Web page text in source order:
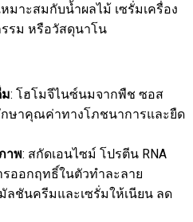
มาะสมกับน้ำผลไม้ เซรั่มเครื่อง
รรม หรือวัสดุนาโน
: โฮโมจีไนซ์นมจากพืช ซอส
ษาคุณค่าทางโภชนาการและยืด
าพ: สกัดเอนไซม์ โปรตีน RNA
รออกฤทธิ์ในตัวทำละลาย
ลชันครีมและเซรั่มให้เนียน ลด